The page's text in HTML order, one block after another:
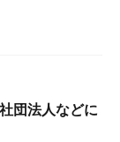
団法人などに